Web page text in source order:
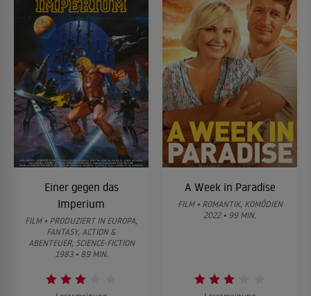
Einer gegen das
Imperium
FILM • PRODUZIERT IN EUROPA,
FANTASY, ACTION &
ABENTEUER, SCIENCE-FICTION
1983 • 89 MIN.
A Week in Paradise
FILM • ROMANTIK, KOMÖDIEN
2022 • 99 MIN.